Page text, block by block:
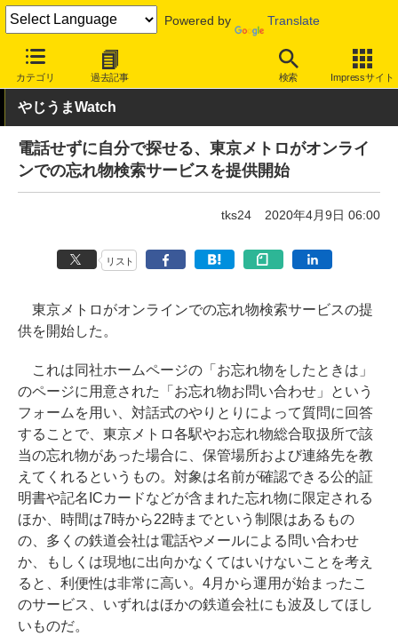
Powered by Translate
カテゴリ 過去記事 検索 Impressサイト
INTERNET Watch サービス/ソフト サービス その他
やじうまWatch
電話せずに自分で探せる、東京メトロがオンライ
ンでの忘れ物検索サービスを提供開始
tks24 2020年4月9日 06:00
リスト
東京メトロがオンラインでの忘れ物検索サービスの提
供を開始した。
これは同社ホームページの「お忘れ物をしたときは」
のページに用意された「お忘れ物お問い合わせ」という
フォームを用い、対話式のやりとりによって質問に回答
することで、東京メトロ各駅やお忘れ物総合取扱所で該
当の忘れ物があった場合に、保管場所および連絡先を教
えてくれるというもの。対象は名前が確認できる公的証
明書や記名ICカードなどが含まれた忘れ物に限定される
ほか、時間は7時から22時までという制限はあるもの
の、多くの鉄道会社は電話やメールによる問い合わせ
か、もしくは現地に出向かなくてはいけないことを考え
ると、利便性は非常に高い。4月から運用が始まったこ
のサービス、いずれはほかの鉄道会社にも波及してほし
いものだ。